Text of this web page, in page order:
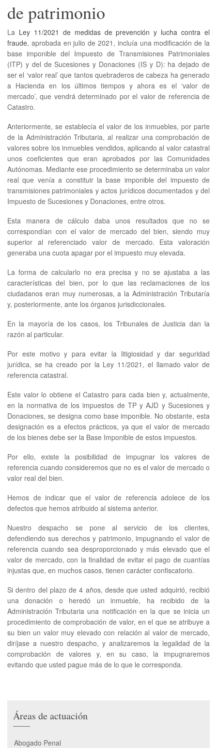
de patrimonio
La Ley 11/2021 de medidas de prevención y lucha contra el
fraude, aprobada en julio de 2021, incluía una modificación de la
base imponible del Impuesto de Transmisiones Patrimoniales
(ITP) y del de Sucesiones y Donaciones (IS y D): ha dejado de
ser el ‘valor real’ que tantos quebraderos de cabeza ha generado
a Hacienda en los últimos tiempos y ahora es el ‘valor de
mercado’, que vendrá determinado por el valor de referencia de
Catastro.
Anteriormente, se establecía el valor de los inmuebles, por parte
de la Administración Tributaria, al realizar una comprobación de
valores sobre los inmuebles vendidos, aplicando al valor catastral
unos coeficientes que eran aprobados por las Comunidades
Autónomas. Mediante ese procedimiento se determinaba un valor
real que venía a constituir la base imponible del impuesto de
transmisiones patrimoniales y actos jurídicos documentados y del
Impuesto de Sucesiones y Donaciones, entre otros.
Esta manera de cálculo daba unos resultados que no se
correspondían con el valor de mercado del bien, siendo muy
superior al referenciado valor de mercado. Esta valoración
generaba una cuota apagar por el impuesto muy elevada.
La forma de calcularlo no era precisa y no se ajustaba a las
características del bien, por lo que las reclamaciones de los
ciudadanos eran muy numerosas, a la Administración Tributaría
y, posteriormente, ante los órganos jurisdiccionales.
En la mayoría de los casos, los Tribunales de Justicia dan la
razón al particular.
Por este motivo y para evitar la litigiosidad y dar seguridad
jurídica, se ha creado por la Ley 11/2021, el llamado valor de
referencia catastral.
Este valor lo obtiene el Catastro para cada bien y, actualmente,
en la normativa de los impuestos de TP y AJD y Sucesiones y
Donaciones, se designa como base imponible. No obstante, esta
designación es a efectos prácticos, ya que el valor de mercado
de los bienes debe ser la Base Imponible de estos impuestos.
Por ello, existe la posibilidad de impugnar los valores de
referencia cuando consideremos que no es el valor de mercado o
valor real del bien.
Hemos de indicar que el valor de referencia adolece de los
defectos que hemos atribuido al sistema anterior.
Nuestro despacho se pone al servicio de los clientes,
defendiendo sus derechos y patrimonio, impugnando el valor de
referencia cuando sea desproporcionado y más elevado que el
valor de mercado, con la finalidad de evitar el pago de cuantías
injustas que, en muchos casos, tienen carácter confiscatorio.
Si dentro del plazo de 4 años, desde que usted adquirió, recibió
una donación o heredó un inmueble, ha recibido de la
Administración Tributaria una notificación en la que se inicia un
procedimiento de comprobación de valor, en el que se atribuye a
su bien un valor muy elevado con relación al valor de mercado,
diríjase a nuestro despacho, y analizaremos la legalidad de la
comprobación de valores y, en su caso, la impugnaremos
evitando que usted pague más de lo que le corresponda.
Áreas de actuación
Abogado Penal